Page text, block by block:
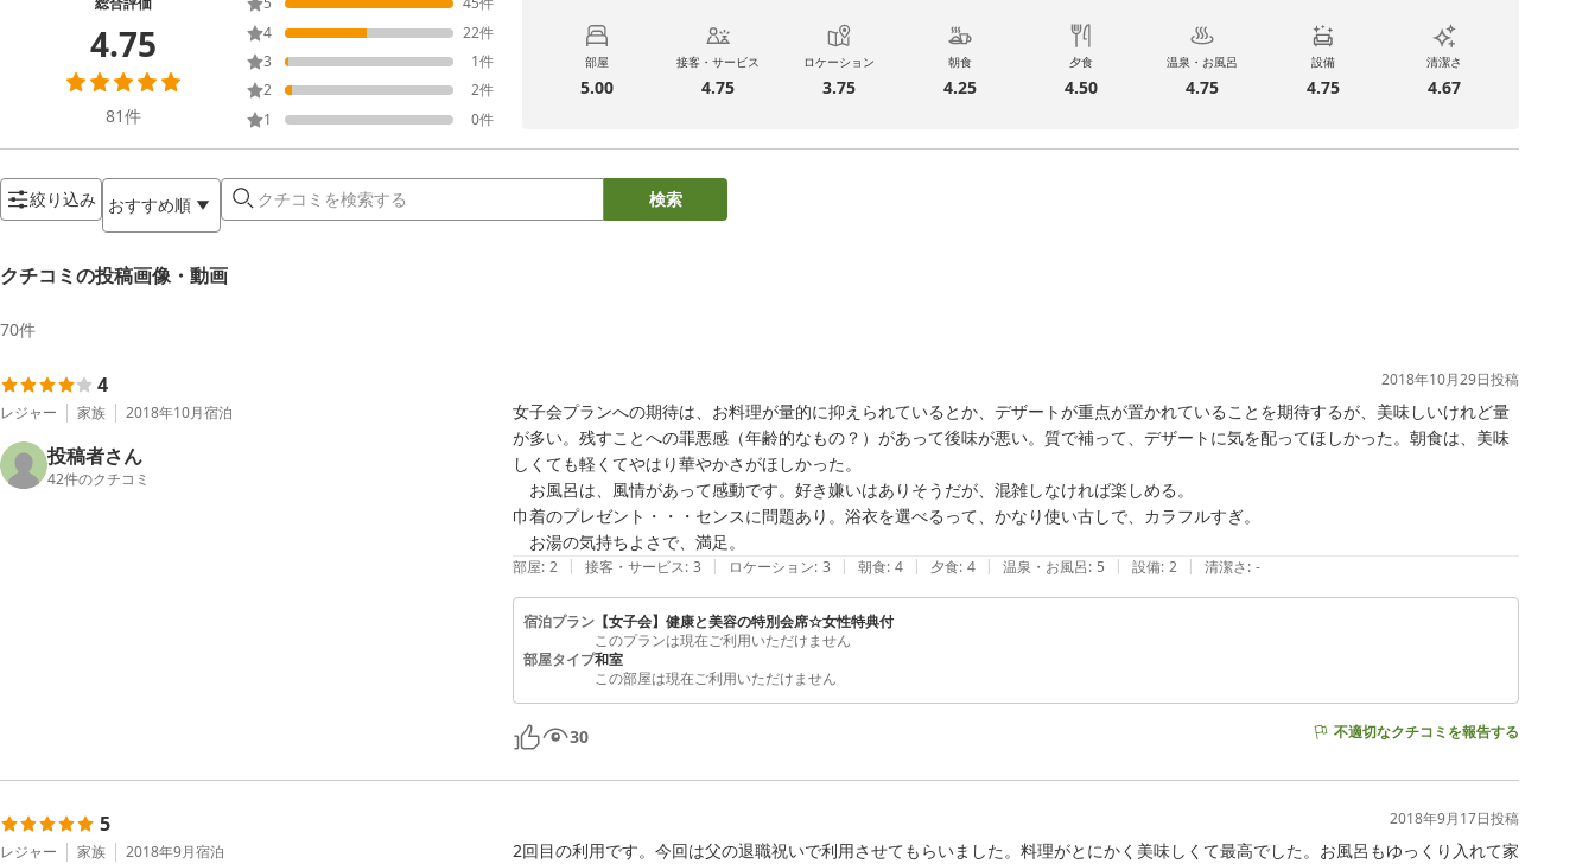
4.75
81件
4
22件
3
1件
2
2件
1
0件
部屋
5.00
接客・サービス
4.75
ロケーション
3.75
朝食
4.25
夕食
4.50
温泉・お風呂
4.75
設備
4.75
清潔さ
4.67
絞り込み おすすめ順 検索
クチコミの投稿画像・動画
70件
4
レジャー 家族 2018年10月宿泊
投稿者さん
42件のクチコミ
2018年10月29日投稿
女子会プランへの期待は、お料理が量的に抑えられているとか、デザートが重点が置かれていることを期待するが、美味しいけれど量
が多い。残すことへの罪悪感（年齢的なもの？）があって後味が悪い。質で補って、デザートに気を配ってほしかった。朝食は、美味
しくても軽くてやはり華やかさがほしかった。
お風呂は、風情があって感動です。好き嫌いはありそうだが、混雑しなければ楽しめる。
巾着のプレゼント・・・センスに問題あり。浴衣を選べるって、かなり使い古しで、カラフルすぎ。
お湯の気持ちよさで、満足。
部屋: 2 | 接客・サービス: 3 | ロケーション: 3 | 朝食: 4 | 夕食: 4 | 温泉・お風呂: 5 | 設備: 2 | 清潔さ: -
宿泊プラン 【女子会】健康と美容の特別会席☆女性特典付
このプランは現在ご利用いただけません
部屋タイプ和室
この部屋は現在ご利用いただけません
30 不適切なクチコミを報告する
5
レジャー 家族 2018年9月宿泊
2018年9月17日投稿
2回目の利用です。今回は父の退職祝いで利用させてもらいました。料理がとにかく美味しくて最高でした。お風呂もゆっくり入れて家